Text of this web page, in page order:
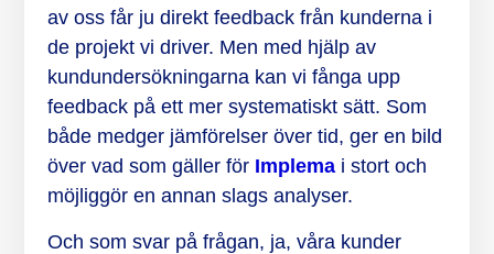
av oss får ju direkt feedback från kunderna i
de projekt vi driver. Men med hjälp av
kundundersökningarna kan vi fånga upp
feedback på ett mer systematiskt sätt. Som
både medger jämförelser över tid, ger en bild
över vad som gäller för Implema i stort och
möjliggör en annan slags analyser.
Och som svar på frågan, ja, våra kunder